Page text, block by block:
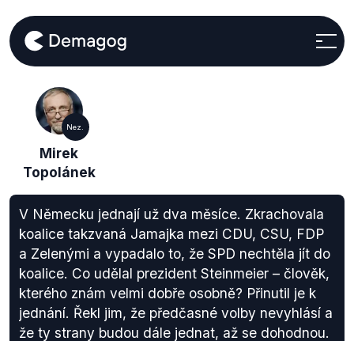
Nez.
Mirek
Topolánek
V Německu jednají už dva měsíce. Zkrachovala
koalice takzvaná Jamajka mezi CDU, CSU, FDP
a Zelenými a vypadalo to, že SPD nechtěla jít do
koalice. Co udělal prezident Steinmeier – člověk,
kterého znám velmi dobře osobně? Přinutil je k
jednání. Řekl jim, že předčasné volby nevyhlásí a
že ty strany budou dále jednat, až se dohodnou.